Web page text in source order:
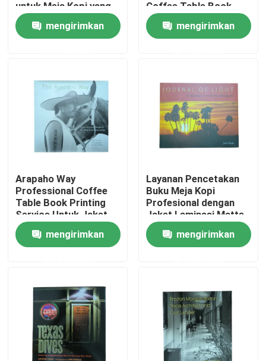
Rumah
video
Tentang kami
Hubungi kami
Berita
Percetakan Buku Meja Kopi
Pencetakan Kartu Tarot
untuk Meja Kopi yang
Mengesankan
mengirimkan
Coffee Table Book
dengan Pencetakan
Warna Penuh dan
Jaket Khusus
mengirimkan
Arapaho Way
Professional Coffee
Table Book Printing
Service Untuk Jaket
Laminasi Matte Dan
Gloss Art Paper Pages
mengirimkan
Layanan Pencetakan
Buku Meja Kopi
Profesional dengan
Jaket Laminasi Matte
dan Pengikat
Hardcovermengirimkan